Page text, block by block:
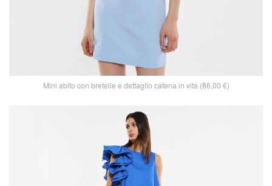
Mini abito con bretelle e dettaglio catena in vita (86,00 €)